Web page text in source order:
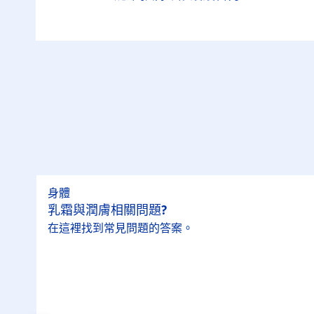
身體
乳霜與潤膚相關問題?
在這裡找到常見問題的答案。